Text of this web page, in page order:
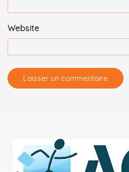
Website